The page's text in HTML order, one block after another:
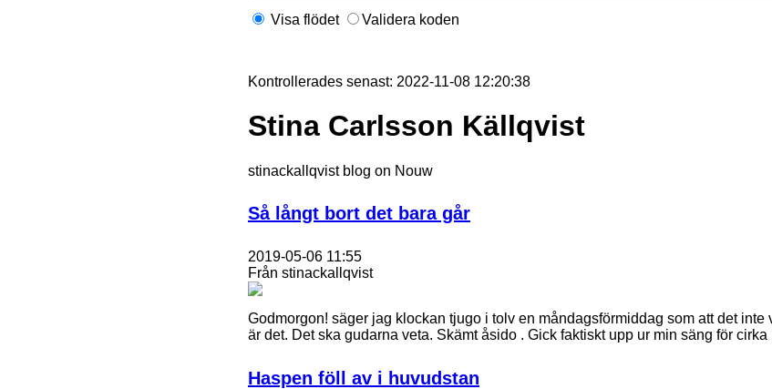
Visa flödet Validera koden
Kontrollerades senast: 2022-11-08 12:20:38
Stina Carlsson Källqvist
stinackallqvist blog on Nouw
Så långt bort det bara går
2019-05-06 11:55
Från stinackallqvist
Godmorgon! säger jag klockan tjugo i tolv en måndagsförmiddag som att det inte
är det. Det ska gudarna veta. Skämt åsido . Gick faktiskt upp ur min säng för
Haspen föll av i huvudstan